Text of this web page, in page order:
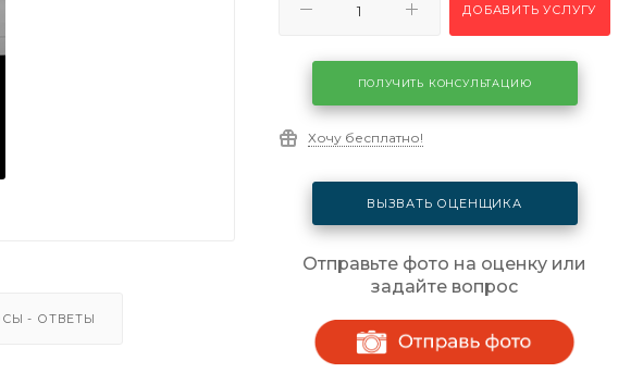
- ОТВЕТЫ
ДОБАВИТЬ УСЛУГУ
ПОЛУЧИТЬ КОНСУЛЬТАЦИЮ
Хочу бесплатно!
ВЫЗВАТЬ ОЦЕНЩИКА
Отправьте фото на оценку или
задайте вопрос